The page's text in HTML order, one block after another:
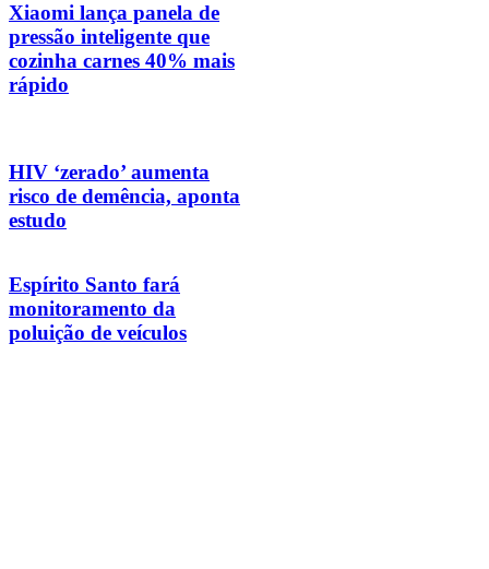
Xiaomi lança panela de
pressão inteligente que
cozinha carnes 40% mais
rápido
HIV ‘zerado’ aumenta
risco de demência, aponta
estudo
Espírito Santo fará
monitoramento da
poluição de veículos